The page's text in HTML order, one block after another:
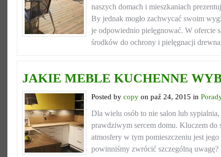
naszych domach i mieszkaniach
By jednak mogło zachwycać swoim
je odpowiednio pielęgnować. W ofercie
środków do ochrony i pielęgnacji
JAKIE MEBLE KUCHENNE
Posted by copy on paź 24, 2015 in
Dla wielu osób to nie salon lub sypialnia,
prawdziwym sercem domu. Kluczem do
atmosfery w tym pomieszczeniu jest
powinniśmy zwrócić szczególną